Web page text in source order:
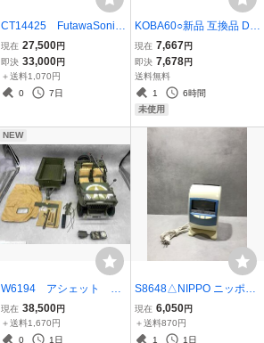
CT14425 FutawaSonic
フタワソニック Futawa S
onic フタワ ソニック 専用
箱 取扱説明書 布 202
60709
現在 27,500円
即決 33,000円
＋送料1,070円
0
7日
KOBA60○新品 互換品 DM
W-BL14 Panasonic LUMI
X DMC-L1用互換バッテリ
ー 【保証あり】240514
現在 7,667 円
即決 7,678円
送料無料
1
6時間
未使用
NEW
W6194 アシェット M
Dジープ 完成品 ウィリ
ス 20260714
現在 38,500円
＋送料1,670円
0
1日
S8648△NIPPO ニッポー
タイムレコーダー タイム
カード TIMEBOY8プラス
タイムボーイ8プラス【通
現在 6,050円
＋送料870円
1
1日